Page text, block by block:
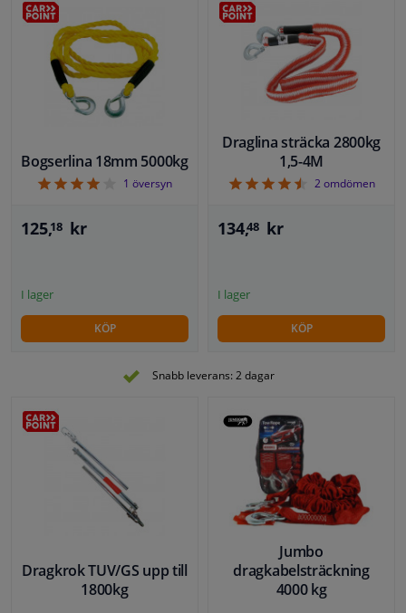
Bogserlina 18mm 5000kg
41 översyn
125,18 kr
I lager
KÖP
Draglina sträcka 2800kg
1,5-4M
4.5
2omdömen
134,48 kr
I lager
KÖP
Snabb leverans: 2 dagar
Dragkrok TUV/GS upp till
1800kg
Jumbo
dragkabelsträckning
4000 kg